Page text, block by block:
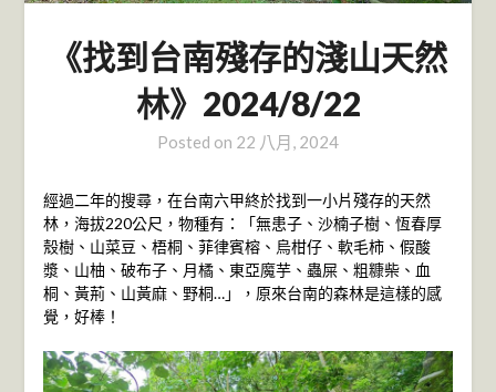
《找到台南殘存的淺山天然
林》2024/8/22
Posted on 22 八月, 2024
經過二年的搜尋，在台南六甲終於找到一小片殘存的天然
林，海拔220公尺，物種有：「無患子、沙楠子樹、恆春厚
殼樹、山菜豆、梧桐、菲律賓榕、烏柑仔、軟毛柿、假酸
漿、山柚、破布子、月橘、東亞魔芋、蟲屎、粗糠柴、血
桐、黃荊、山黃麻、野桐…」，原來台南的森林是這樣的感
覺，好棒！